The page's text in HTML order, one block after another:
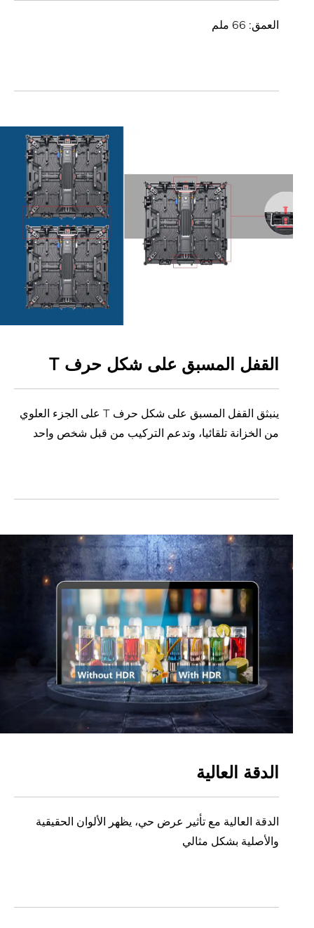
العمق: 66 ملم
القفل المسبق على شكل حرف T
ينبثق القفل المسبق على شكل حرف T على الجزء العلوي
من الخزانة تلقائيا، وتدعم التركيب من قبل شخص واحد
الدقة العالية
الدقة العالية مع تأثير عرض حي، يظهر الألوان الحقيقية
والأصلية بشكل مثالي